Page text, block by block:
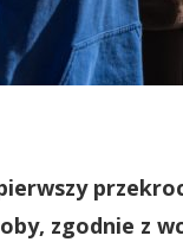
zgodnie z